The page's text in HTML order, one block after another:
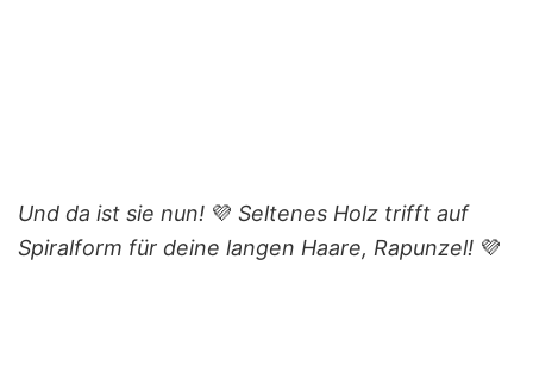
Und da ist sie nun! 💜 Seltenes Holz trifft auf
Spiralform für deine langen Haare, Rapunzel! 💜